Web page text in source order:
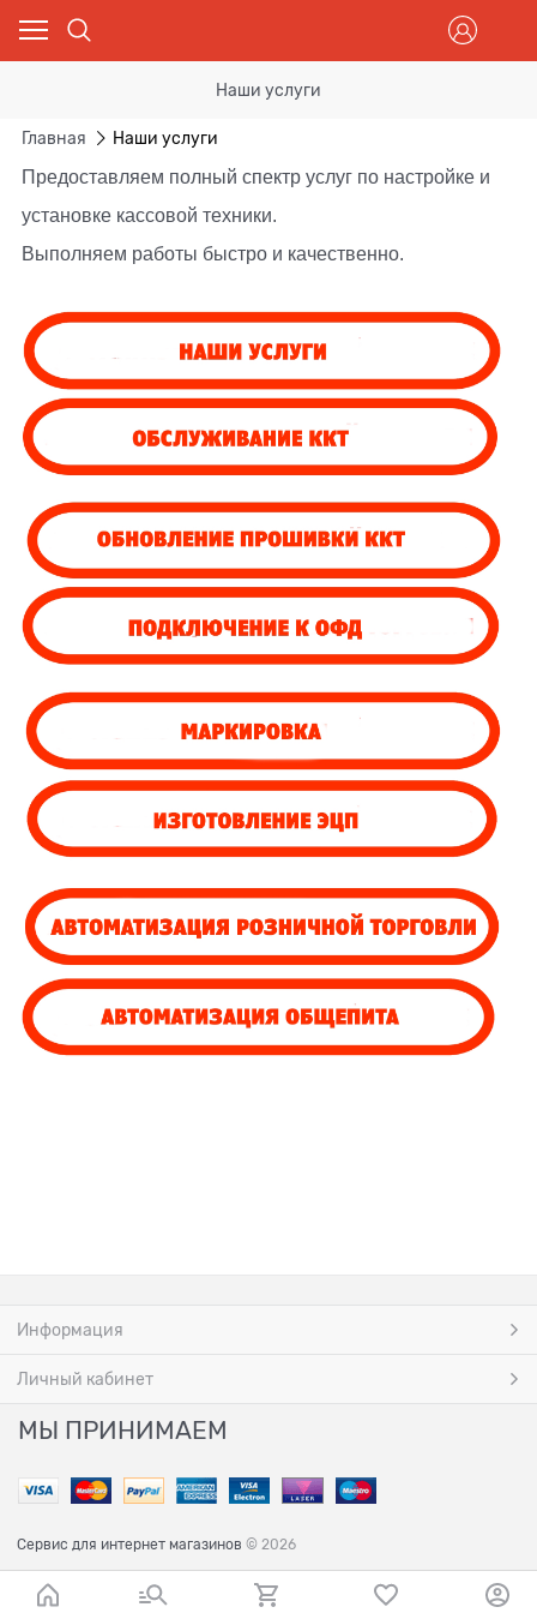
Наши услуги
Главная Наши услуги
Предоставляем полный спектр услуг по настройке и
установке кассовой техники.
Выполняем работы быстро и качественно.
Информация
Личный кабинет
МЫ ПРИНИМАЕМ
Сервис для интернет магазинов © 2026